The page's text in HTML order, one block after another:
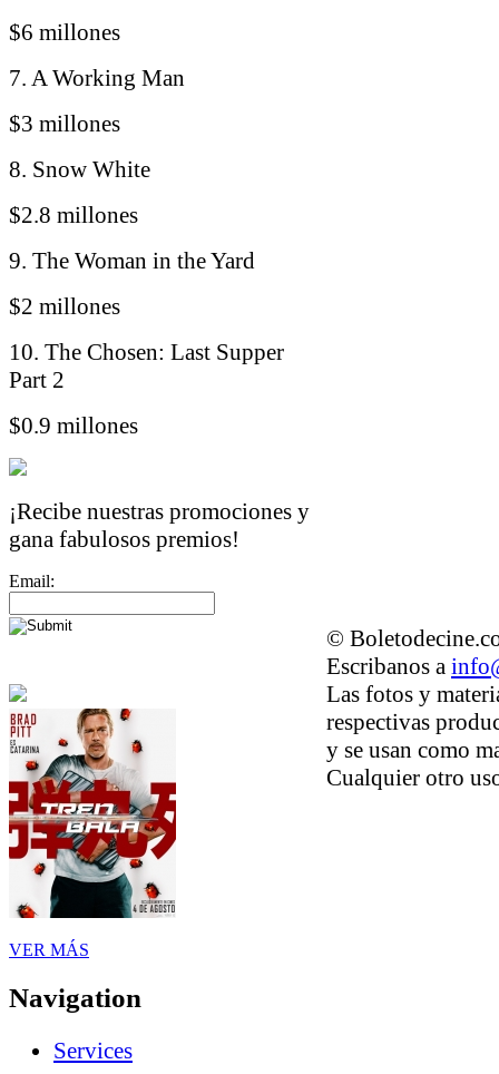
$6 millones
7. A Working Man
$3 millones
8. Snow White
$2.8 millones
9. The Woman in the Yard
$2 millones
10. The Chosen: Last Supper
Part 2
$0.9 millones
¡Recibe nuestras promociones y
gana fabulosos premios!
Email:
VER MÁS
Navigation
Services
©
Escribanos a
Las fotos y
respectivas
y se usan como
Cualquier otro